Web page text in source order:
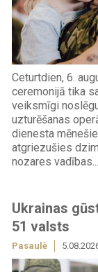
Ceturtdien, 6.
ceremonijā tika
veiksmīgi
uzturēšanas
dienesta
atgriezušies
nozares vadības...
Ukrainas
51 valsts
Pasaulē